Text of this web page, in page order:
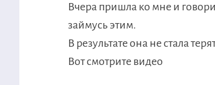
Вчера пришла ко мне и
займусь этим.
В результате она не стала
Вот смотрите видео